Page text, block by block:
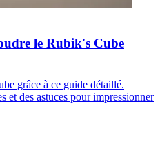
le Rubik's Cube
grâce à ce guide détaillé.
et des astuces pour impressionner